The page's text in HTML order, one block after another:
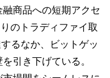
商品への短期アクセ
のトラディファイ取
るなか、ビットゲッ
引き下げている。